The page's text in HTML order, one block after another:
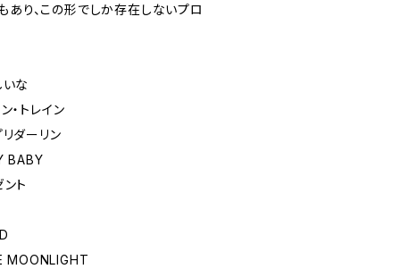
あり、この形でしか存在しないプロ
な
トレイン
ダーリン
BABY
ト
MOONLIGHT